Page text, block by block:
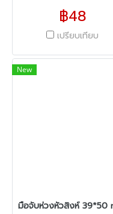
พรม เข้าด้วยกันได้อย่างแ
หนา ผลิตจากเหล็กกล้าคุณ
สูง เคลือบกันสนิม ไม่หักงอ
ขณะใช้งาน เหมาะกับงานไ
ทำเบาะ งานออกาไนซ์ และง
฿48
เปรียบเทียบ
New
มือจับห่วงหัวสิงห์ 39*50